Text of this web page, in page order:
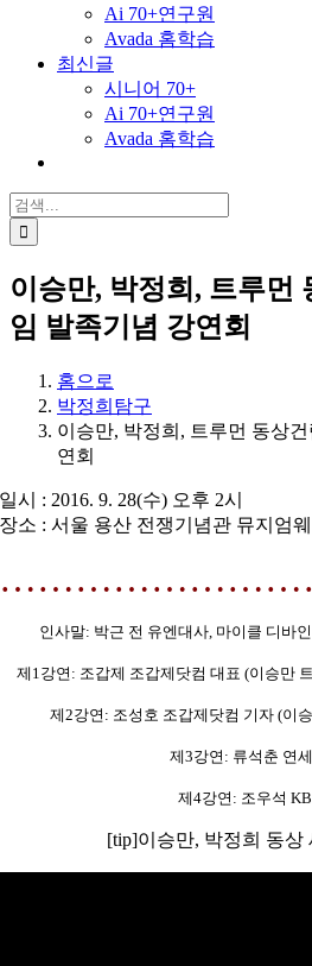
Ai 70+연구원
Avada 홈학습
최신글
시니어 70+
Ai 70+연구원
Avada 홈학습
검
색
...
이승만, 박정희, 트루먼
임 발족기념 강연회
홈으로
박정희탐구
이승만, 박정희, 트루먼 동상
연회
일시 : 2016. 9. 28(수) 오후 2시
장소 : 서울 용산 전쟁기념관 뮤지엄
인사말: 박근 전 유엔대사, 마이클 디바
제1강연: 조갑제 조갑제닷컴 대표 (이승만
제2강연: 조성호 조갑제닷컴 기자 (이
제3강연: 류석춘 연
제4강연: 조우석
[tip]이승만, 박정희 동상